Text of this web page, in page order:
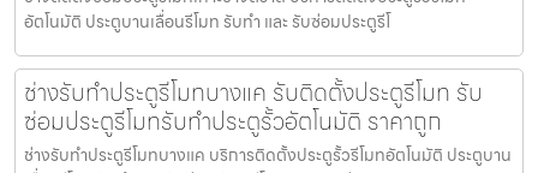
อัตโนมัติ ประตูบานเลื่อนรีโมท รับทำ และ รับซ่อมประตูรีโ
ช่างรับทำประตูรีโมทบางแค รับติดตั้งประตูรีโมท รับ
ซ่อมประตูรีโมทรับทำประตูรั้วอัตโนมัติ ราคาถูก
ช่างรับทำประตูรีโมทบางแค บริการติดตั้งประตูรั้วรีโมทอัตโนมัติ ประตูบาน